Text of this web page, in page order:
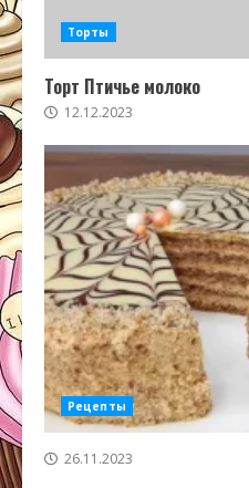
Торты
Торт Птичье молоко
12.12.2023
Рецепты
26.11.2023